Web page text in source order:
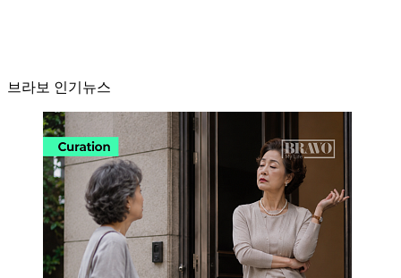
브라보 인기뉴스